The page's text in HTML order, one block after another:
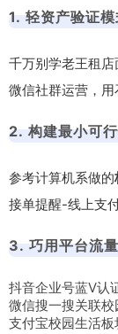
1. 轻资产验证模
千万别学老王租
微信社群运营，用
2. 构建最小可
参考计算机系做的
接单提醒-线上支
3. 巧用平台流
抖音企业号蓝V认
微信搜一搜关联校
支付宝校园生活板